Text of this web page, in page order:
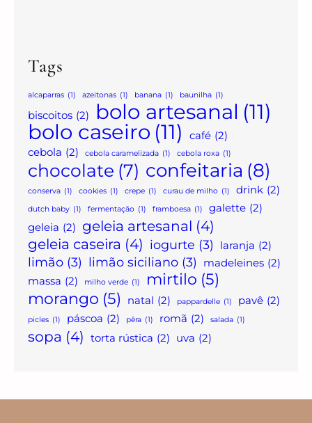
Tags
alcaparras (1) azeitonas (1) banana (1) baunilha (1)
biscoitos (2) bolo artesanal (11)
bolo caseiro (11) café (2)
cebola (2) cebola caramelizada (1) cebola roxa (1)
chocolate (7) confeitaria (8)
conserva (1) cookies (1) crepe (1) curau de milho (1) drink (2)
dutch baby (1) fermentação (1) framboesa (1) galette (2)
geleia (2) geleia artesanal (4)
geleia caseira (4) iogurte (3) laranja (2)
limão (3) limão siciliano (3) madeleines (2)
massa (2) milho verde (1) mirtilo (5)
morango (5) natal (2) pappardelle (1) pavê (2)
picles (1) páscoa (2) pêra (1) romã (2) salada (1)
sopa (4) torta rústica (2) uva (2)